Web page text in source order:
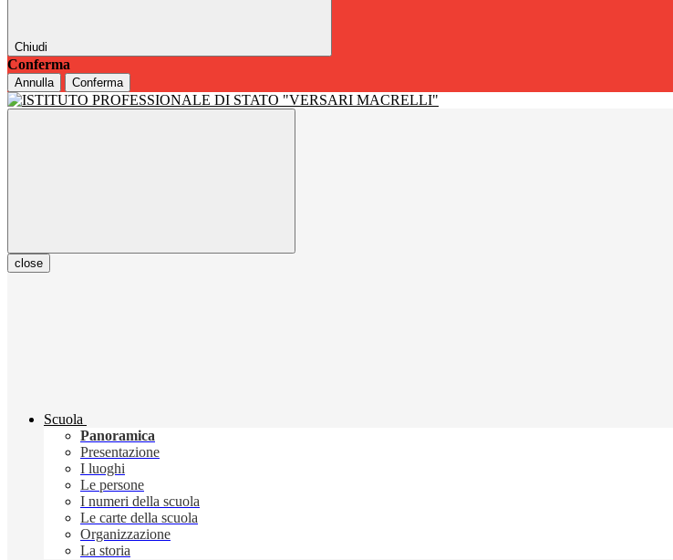
Chiudi
Conferma
Annulla Conferma
close
Scuola
Panoramica
Presentazione
I luoghi
Le persone
I numeri della scuola
Le carte della scuola
Organizzazione
La storia